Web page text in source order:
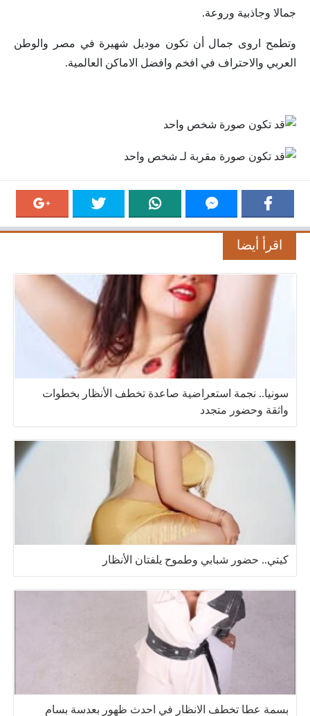
جمالا وجاذبية وروعة.
وتطمح اروى جمال أن تكون موديل شهيرة في مصر والوطن
العربي والاحتراف في افخم وافضل الاماكن العالمية.
اقرأ أيضا
سونيا.. نجمة استعراضية صاعدة تخطف الأنظار بخطوات
واثقة وحضور متجدد
كيتي.. حضور شبابي وطموح يلفتان الأنظار
بسمة عطا تخطف الانظار في احدث ظهور بعدسة بسام